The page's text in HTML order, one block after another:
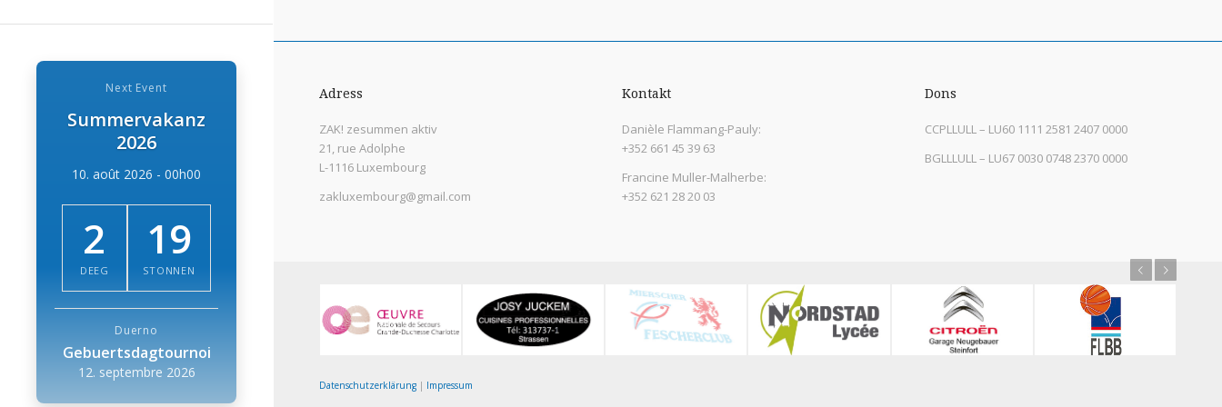
Next Event
Summervakanz
2026
10. août 2026 - 00h00
2
DEEG
19
STONNEN
Duerno
Gebuertsdagtournoi
12. septembre 2026
Adress
ZAK! zesummen aktiv
21, rue Adolphe
L-1116 Luxembourg
zakluxembourg@gmail.com
Kontakt
Danièle Flammang-Pauly:
+352 661 45 39 63
Francine Muller-Malherbe:
+352 621 28 20 03
Dons
CCPLLULL – LU60 1111 2581 2407 0000
BGLLLULL – LU67 0030 0748 2370 0000
Datenschutzerklärung | Impressum